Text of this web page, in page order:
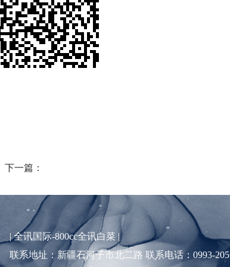
下一篇：
|全讯国际-800cc全讯白菜 |
联系地址：新疆石河子市北二路 联系电话：0993-